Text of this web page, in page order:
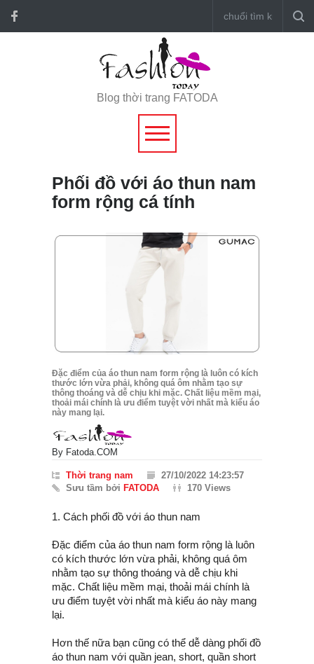
Blog thời trang FATODA
Phối đồ với áo thun nam
form rộng cá tính
Đặc điểm của áo thun nam form rộng là luôn có kích
thước lớn vừa phải, không quá ôm nhằm tạo sự
thông thoáng và dễ chịu khi mặc. Chất liệu mềm mại,
thoải mái chính là ưu điểm tuyệt vời nhất mà kiểu áo
này mang lại.
By Fatoda.COM
Thời trang nam
27/10/2022 14:23:57
Sưu tầm bởi FATODA 170 Views
1. Cách phối đồ với áo thun nam
Đặc điểm của áo thun nam form rộng là luôn
có kích thước lớn vừa phải, không quá ôm
nhằm tạo sự thông thoáng và dễ chịu khi
mặc. Chất liệu mềm mại, thoải mái chính là
ưu điểm tuyệt vời nhất mà kiểu áo này mang
lại.
Hơn thế nữa bạn cũng có thể dễ dàng phối đồ
áo thun nam với quần jean, short, quần short